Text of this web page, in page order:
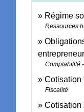
Régime
Ressources
entrepreneur
Comptabilité
Cotisation
Fiscalité
Cotisation